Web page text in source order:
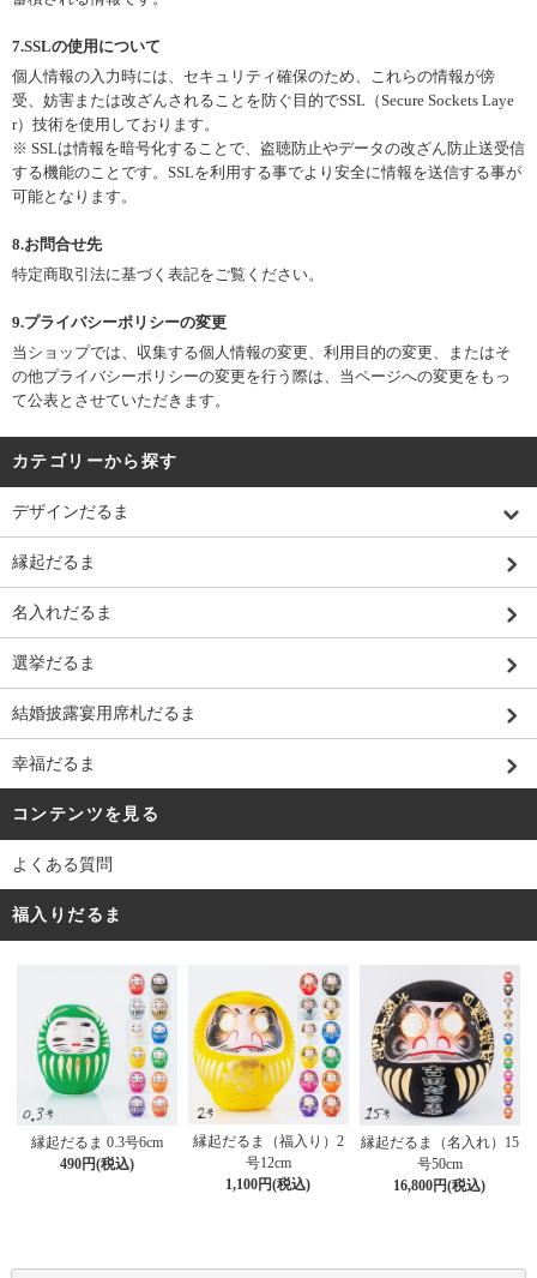
7.SSLの使用について
個人情報の入力時には、セキュリティ確保のため、これらの情報が傍
受、妨害または改ざんされることを防ぐ目的でSSL（Secure Sockets Laye
r）技術を使用しております。
※ SSLは情報を暗号化することで、盗聴防止やデータの改ざん防止送受信
する機能のことです。SSLを利用する事でより安全に情報を送信する事が
可能となります。
8.お問合せ先
特定商取引法に基づく表記をご覧ください。
9.プライバシーポリシーの変更
当ショップでは、収集する個人情報の変更、利用目的の変更、またはそ
の他プライバシーポリシーの変更を行う際は、当ページへの変更をもっ
て公表とさせていただきます。
カテゴリーから探す
デザインだるま
縁起だるま
名入れだるま
選挙だるま
結婚披露宴用席札だるま
幸福だるま
コンテンツを見る
よくある質問
福入りだるま
縁起だるま 0.3号6cm
490円(税込)
縁起だるま（福入り）2
号12cm
1,100円(税込)
縁起だるま（名入れ）15
号50cm
16,800円(税込)